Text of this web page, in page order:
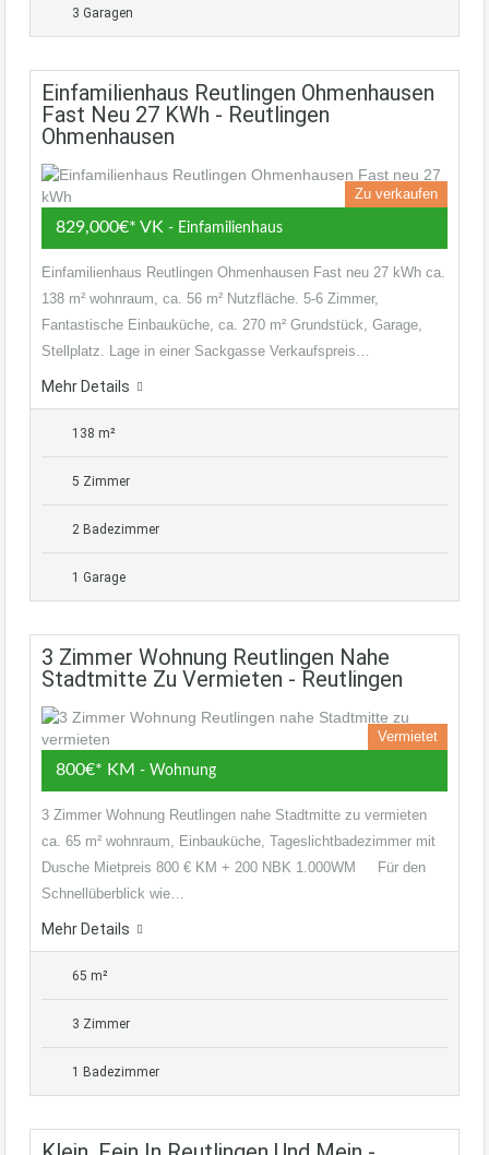
3 Garagen
Einfamilienhaus Reutlingen Ohmenhausen
Fast Neu 27 KWh - Reutlingen
Ohmenhausen
Zu verkaufen
829,000€* VK - Einfamilienhaus
Einfamilienhaus Reutlingen Ohmenhausen Fast neu 27 kWh ca.
138 m² wohnraum, ca. 56 m² Nutzfläche. 5-6 Zimmer,
Fantastische Einbauküche, ca. 270 m² Grundstück, Garage,
Stellplatz. Lage in einer Sackgasse Verkaufspreis…
Mehr Details
138 m²
5 Zimmer
2 Badezimmer
1 Garage
3 Zimmer Wohnung Reutlingen Nahe
Stadtmitte Zu Vermieten - Reutlingen
Vermietet
800€* KM - Wohnung
3 Zimmer Wohnung Reutlingen nahe Stadtmitte zu vermieten
ca. 65 m² wohnraum, Einbauküche, Tageslichtbadezimmer mit
Dusche Mietpreis 800 € KM + 200 NBK 1.000WM Für den
Schnellüberblick wie…
Mehr Details
65 m²
3 Zimmer
1 Badezimmer